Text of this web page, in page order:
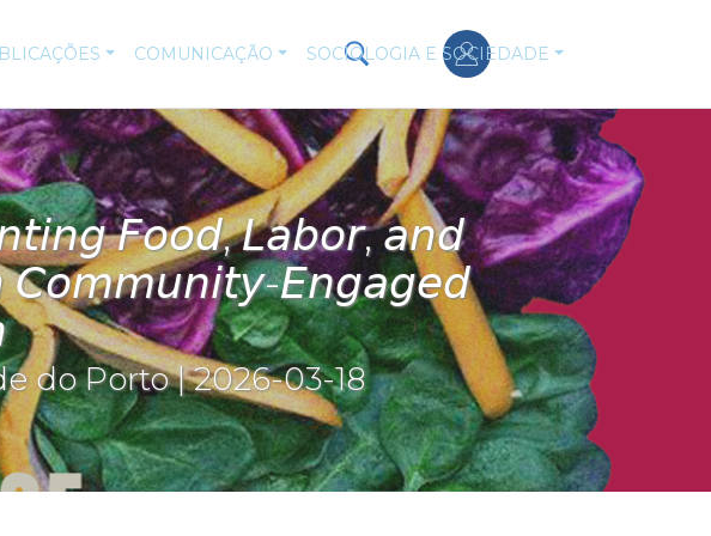
COMUNICAÇÃO SOCIOLOGIA E SOCIEDADE
𝘍𝘰𝘰𝘥, 𝘓𝘢𝘣𝘰𝘳, 𝘢𝘯𝘥
𝘊𝘰𝘮𝘮𝘶𝘯𝘪𝘵𝘺-𝘌𝘯𝘨𝘢𝘨𝘦𝘥
do Porto | 2026-03-18